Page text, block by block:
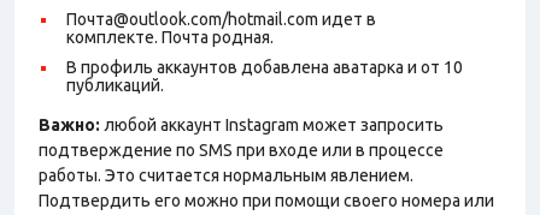
Почта@outlook.com/hotmail.com идет в
комплекте. Почта родная.
В профиль аккаунтов добавлена аватарка и от 10
публикаций.
Важно: любой аккаунт Instagram может запросить
подтверждение по SMS при входе или в процессе
работы. Это считается нормальным явлением.
Подтвердить его можно при помощи своего номера или